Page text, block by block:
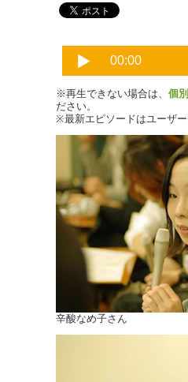
※再生できない場合は、 個
ださい。
※最新エピソードはユーザ
辛酸なめ子さん